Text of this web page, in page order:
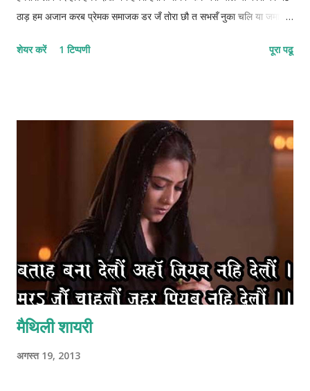
ठाड़ हम अजान करब प्रेमक समाजक डर जँ तोरा छौ त सभसँ नुका चलि या जमाना
1212-12112-22 © कुन्दन कुमार कर्ण
शेयर करें 1 टिप्पणी पूरा पढू
मैथिली शायरी
अगस्त 19, 2013